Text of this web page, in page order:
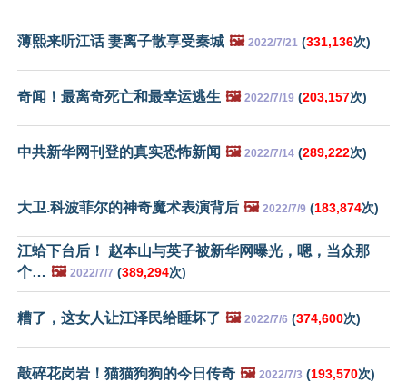
薄熙来听江话 妻离子散享受秦城 🖼️ 2022/7/21 (331,136次)
奇闻！最离奇死亡和最幸运逃生 🖼️ 2022/7/19 (203,157次)
中共新华网刊登的真实恐怖新闻 🖼️ 2022/7/14 (289,222次)
大卫.科波菲尔的神奇魔术表演背后 🖼️ 2022/7/9 (183,874次)
江蛤下台后！ 赵本山与英子被新华网曝光，嗯，当众那
个… 🖼️ 2022/7/7 (389,294次)
糟了，这女人让江泽民给睡坏了 🖼️ 2022/7/6 (374,600次)
敲碎花岗岩！猫猫狗狗的今日传奇 🖼️ 2022/7/3 (193,570次)